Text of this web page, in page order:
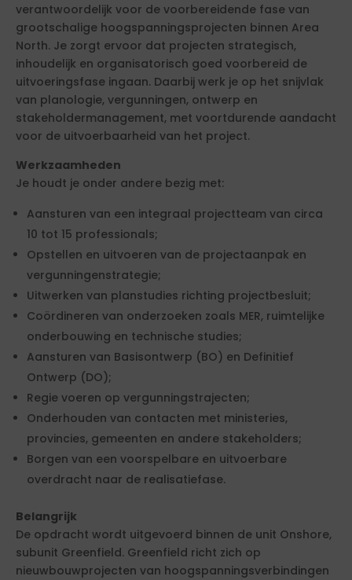
verantwoordelijk voor de voorbereidende fase van
grootschalige hoogspanningsprojecten binnen Area
North. Je zorgt ervoor dat projecten strategisch,
inhoudelijk en organisatorisch goed voorbereid de
uitvoeringsfase ingaan. Daarbij werk je op het snijvlak
van planologie, vergunningen, ontwerp en
stakeholdermanagement, met voortdurende aandacht
voor de uitvoerbaarheid van het project.
Werkzaamheden
Je houdt je onder andere bezig met:
Aansturen van een integraal projectteam van circa
10 tot 15 professionals;
Opstellen en uitvoeren van de projectaanpak en
vergunningenstrategie;
Uitwerken van planstudies richting projectbesluit;
Coördineren van onderzoeken zoals MER, ruimtelijke
onderbouwing en technische studies;
Aansturen van Basisontwerp (BO) en Definitief
Ontwerp (DO);
Regie voeren op vergunningstrajecten;
Onderhouden van contacten met ministeries,
provincies, gemeenten en andere stakeholders;
Borgen van een voorspelbare en uitvoerbare
overdracht naar de realisatiefase.
Belangrijk
De opdracht wordt uitgevoerd binnen de unit Onshore,
subunit Greenfield. Greenfield richt zich op
nieuwbouwprojecten van hoogspanningsverbindingen